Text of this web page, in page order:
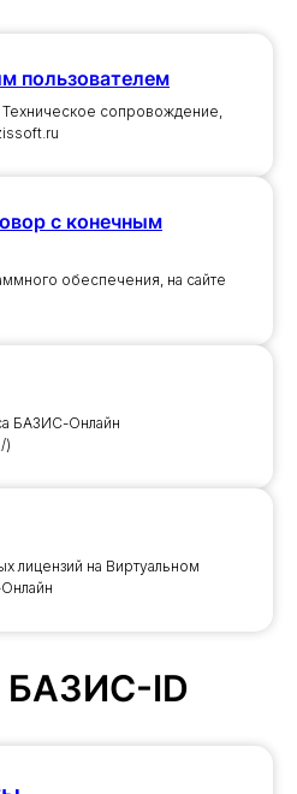
пользователем
Техническое сопровождение,
с конечным
обеспечения, на сайте
БАЗИС-Онлайн
)
лицензий на Виртуальном
БАЗИС-ID